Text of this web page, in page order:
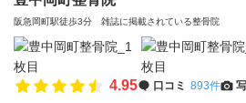
阪急岡町駅徒歩3分 雑誌に掲載されている整骨院
4.95 口コミ 893件